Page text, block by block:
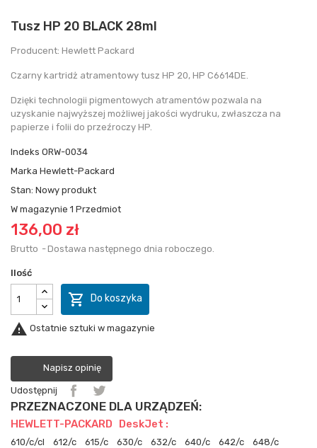
Tusz HP 20 BLACK 28ml
Producent: Hewlett Packard
Czarny kartridż atramentowy tusz HP 20, HP C6614DE.
Dzięki technologii pigmentowych atramentów pozwala na
uzyskanie najwyższej możliwej jakości wydruku, zwłaszcza na
papierze i folii do przeźroczy HP.
Indeks ORW-0034
Marka Hewlett-Packard
Stan: Nowy produkt
W magazynie 1 Przedmiot
136,00 zł
Brutto Dostawa następnego dnia roboczego.
Ilość
 Do koszyka
 Ostatnie sztuki w magazynie
Napisz opinię
Udostępnij
PRZEZNACZONE DLA URZĄDZEŃ:
HEWLETT-PACKARD DeskJet :
610/c/cl 612/c 615/c 630/c 632/c 640/c 642/c
648/c